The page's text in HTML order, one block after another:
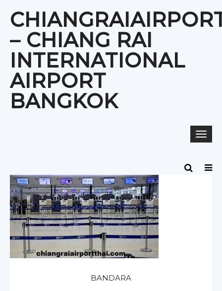
content
– CHIANG RAI
INTERNATIONAL
AIRPORT
BANGKOK
BANDARA